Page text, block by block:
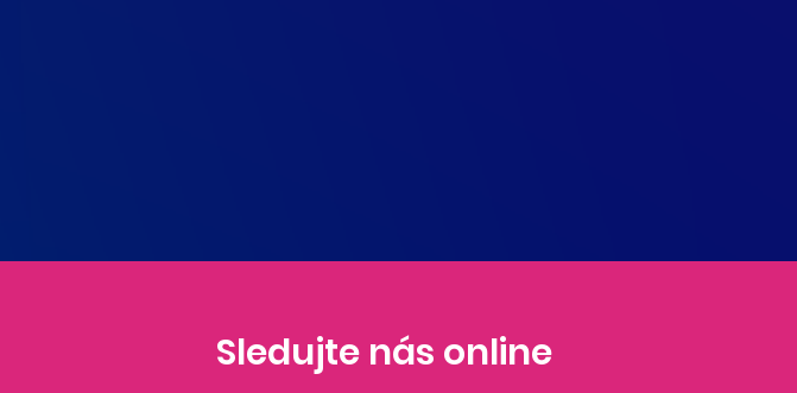
Sledujte nás online